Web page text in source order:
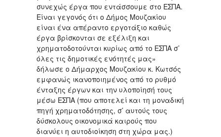
συνεχώς έργα που εντάσσουμε στο ΕΣΠΑ.
Είναι γεγονός ότι ο Δήμος Μουζακίου
είναι ένα απέραντο εργοτάξιο καθώς
έργα βρίσκονται σε εξέλιξη και
χρηματοδοτούνται κυρίως από το ΕΣΠΑ σ’
όλες τις δημοτικές ενότητές μας»
δήλωσε ο Δήμαρχος Μουζακίου κ. Κωτσός
εμφανώς ικανοποιημένος από το ρυθμό
ένταξης έργων και την υλοποίησή τους
μέσω ΕΣΠΑ (που αποτελεί και τη μοναδική
πηγή χρηματοδότησης, σ’ αυτούς τους
δύσκολους οικονομικά καιρούς που
διανύει η αυτοδιοίκηση στη χώρα μας.)